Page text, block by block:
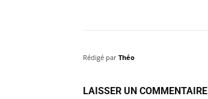
Rédigé par Théo
LAISSER UN COMMENTAIRE